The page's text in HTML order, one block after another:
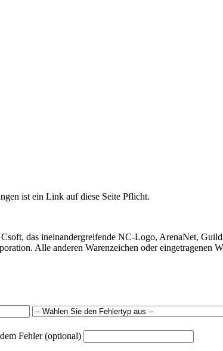
ist ein Link auf diese Seite Pflicht.
das ineinandergreifende NC-Logo, ArenaNet,
Alle anderen Warenzeichen oder eingetragenen
Fehler (optional)